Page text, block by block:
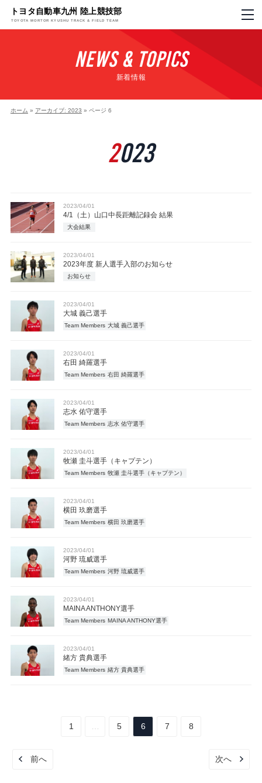
トヨタ自動車九州 陸上競技部
TOYOTA MORTOR KYUSHU TRACK & FIELD TEAM
NEWS & TOPICS
新着情報
ホーム » アーカイブ: 2023 » ページ 6
2023
2023/04/01
4/1（土）山口中長距離記録会 結果
大会結果
2023/04/01
2023年度 新人選手入部のお知らせ
お知らせ
2023/04/01
大城 義己選手
Team Members 大城 義己選手
2023/04/01
右田 綺羅選手
Team Members 右田 綺羅選手
2023/04/01
志水 佑守選手
Team Members 志水 佑守選手
2023/04/01
牧瀬 圭斗選手（キャプテン）
Team Members 牧瀬 圭斗選手（キャプテン）
2023/04/01
横田 玖磨選手
Team Members 横田 玖磨選手
2023/04/01
河野 琉威選手
Team Members 河野 琉威選手
2023/04/01
MAINA ANTHONY選手
Team Members MAINA ANTHONY選手
2023/04/01
緒方 貴典選手
Team Members 緒方 貴典選手
1 5 6 7 8
前へ 次へ